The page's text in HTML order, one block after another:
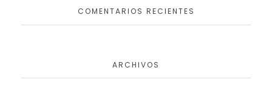
COMENTARIOS RECIENTES
ARCHIVOS